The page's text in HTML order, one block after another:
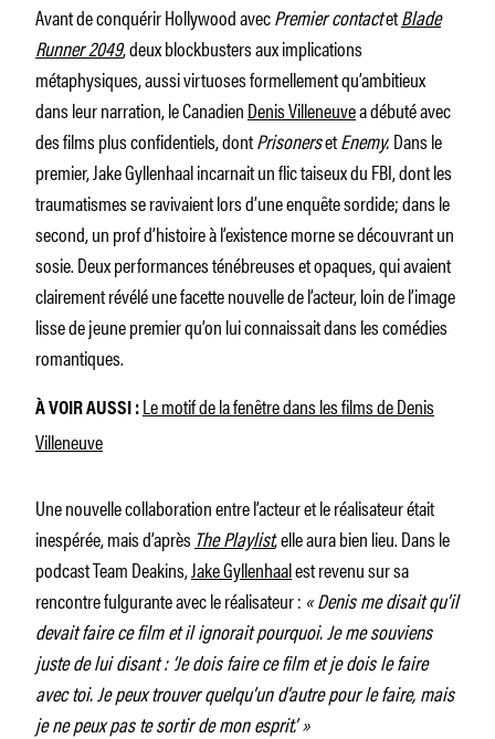
Avant de conquérir Hollywood avecPremier contactetBlade
Runner 2049, deux blockbusters aux implications
métaphysiques, aussi virtuoses formellement qu’ambitieux
dans leur narration, le CanadienDenis Villeneuvea débuté avec
des films plus confidentiels, dontPrisonersetEnemy.Dans le
premier, Jake Gyllenhaal incarnait un flic taiseux du FBI, dont les
traumatismes se ravivaient lors d’une enquête sordide; dans le
second, un prof d’histoire à l’existence morne se découvrant un
sosie. Deux performances ténébreuses et opaques, qui avaient
clairement révélé une facette nouvelle de l’acteur, loin de l’image
lisse de jeune premier qu’on lui connaissait dans les comédies
romantiques.
À VOIR AUSSI : Le motif de la fenêtre dans les films de Denis
Villeneuve
Une nouvelle collaboration entre l’acteur et le réalisateur était
inespérée, mais d’après The Playlist, elle aura bien lieu. Dans le
podcast Team Deakins,Jake Gyllenhaalest revenu sur sa
rencontre fulgurante avec le réalisateur : « Denis me disait qu’il
devait faire ce filmet il ignorait pourquoi. Je me souviens
juste de lui disant : ‘Je dois faire ce film et je dois le faire
avec toi. Je peux trouver quelqu’un d’autre pour le faire, mais
je ne peux pas te sortir de mon esprit.’ »